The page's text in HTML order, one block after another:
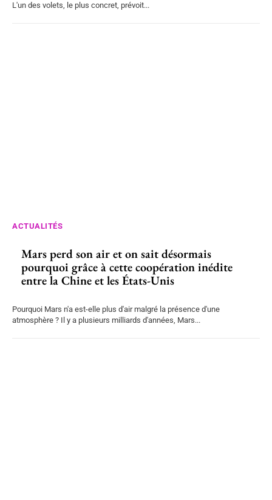
L'un des volets, le plus concret, prévoit...
ACTUALITÉS
Mars perd son air et on sait désormais
pourquoi grâce à cette coopération inédite
entre la Chine et les États-Unis
Pourquoi Mars n'a est-elle plus d'air malgré la présence d'une
atmosphère ? Il y a plusieurs milliards d'années, Mars...